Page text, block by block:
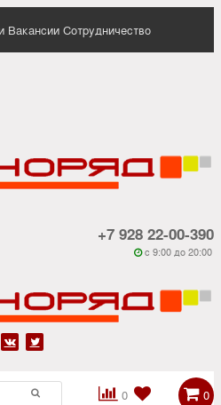
Вакансии Сотрудничество
+7 928 22-00-390
 c 9:00 до 20:00
 
0

 0